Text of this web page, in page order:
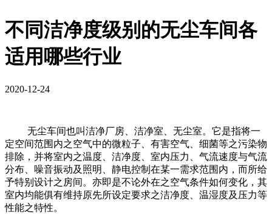
不同洁净度级别的无尘车间各
适用哪些行业
2020-12-24
无尘车间也叫洁净厂房、洁净室、无尘室。它是指将一
定空间范围内之空气中的微粒子、有害空气、细菌等之污染物
排除，并将室内之温度、洁净度、室内压力、气流速度与气流
分布、噪音振动及照明、静电控制在某一需求范围内，而所给
予特别设计之房间。亦即是不论外在之空气条件如何变化，其
室内均能俱有维持原先所设定要求之洁净度、温湿度及压力等
性能之特性。